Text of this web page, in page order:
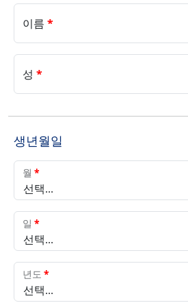
이름 *
성 *
생년월일
선택...
월*
선택...
일*
선택...
년도 *